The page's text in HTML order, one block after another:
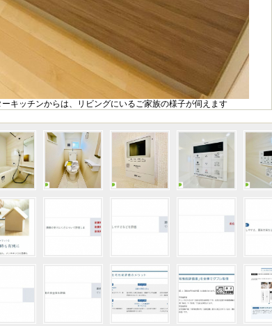
キッチンからは、リビングにいるご家族の様子が伺えます